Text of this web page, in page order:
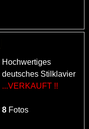
Hochwertiges
deutsches Stilklavier
...VERKAUFT !!
8Fotos